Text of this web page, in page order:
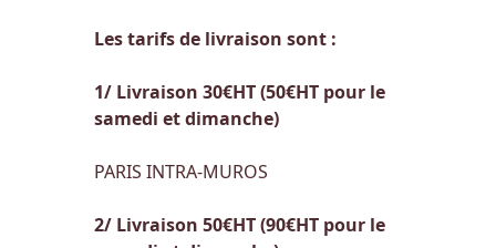
Les tarifs de livraison sont :
1/ Livraison 30€HT (50€HT pour le
samedi et dimanche)
PARIS INTRA-MUROS
2/ Livraison 50€HT (90€HT pour le